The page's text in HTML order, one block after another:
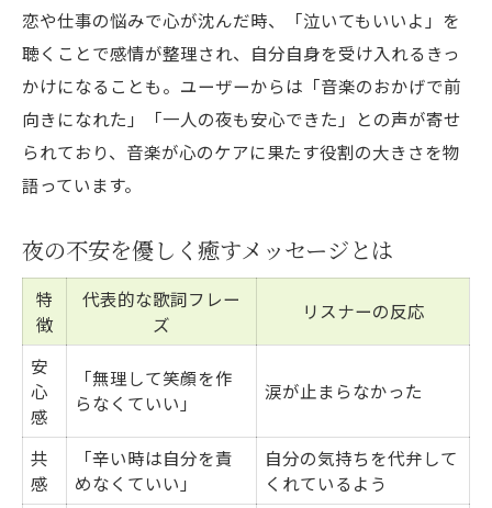
恋や仕事の悩みで心が沈んだ時、「泣いてもいいよ」を
聴くことで感情が整理され、自分自身を受け入れるきっ
かけになることも。ユーザーからは「音楽のおかげで前
向きになれた」「一人の夜も安心できた」との声が寄せ
られており、音楽が心のケアに果たす役割の大きさを物
語っています。
夜の不安を優しく癒すメッセージとは
特
徴
代表的な歌詞フレー
ズ
リスナーの反応
安
心
感
「無理して笑顔を作
らなくていい」
涙が止まらなかった
共
感
「辛い時は自分を責
めなくていい」
自分の気持ちを代弁して
くれているよう